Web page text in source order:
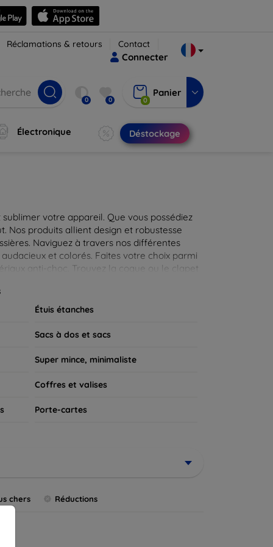
Réclamations & retours Contact
Connecter
0 0 0
Panier
Électronique Déstockage
votre appareil. Que vous possédiez
Nos produits allient design et robustesse
Naviguez à travers nos différentes
et colorés. Faites votre choix parmi
anti-choc. Trouvez la coque ou le clapet
Étuis étanches
Sacs à dos et sacs
Super mince, minimaliste
Coffres et valises
Porte-cartes
chers Réductions